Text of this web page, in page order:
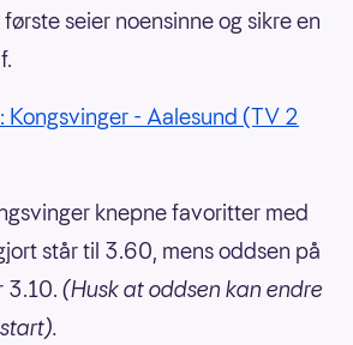
seier noensinne og sikre en
Kongsvinger - Aalesund (TV 2
knepne favoritter med
står til 3.60, mens oddsen på
3.10.(Husk at oddsen kan endre